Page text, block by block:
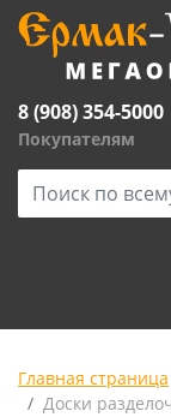
8 (908) 354-5000
Покупателям
Главная страница
Доски